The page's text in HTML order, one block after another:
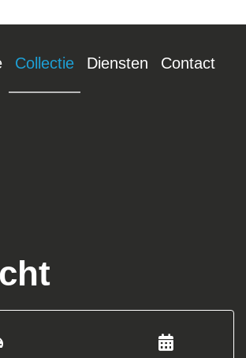
Collectie Diensten Contact